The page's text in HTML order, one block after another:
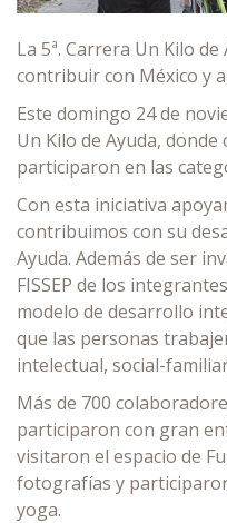
La 5ª. Carrera Un Kilo
contribuir con México y
Este domingo 24 de
Un Kilo de Ayuda,
participaron en las
Con esta iniciativa
contribuimos con su
Ayuda. Además de ser
FISSEP de los
modelo de desarrollo
que las personas
intelectual, social-
Más de 700
participaron con gran
visitaron el espacio de
fotografías y
yoga.